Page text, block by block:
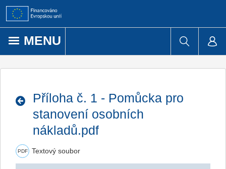
Přejít k obsahu
MENU
Příloha č. 1 - Pomůcka pro
stanovení osobních
nákladů.pdf
PDF Textový soubor